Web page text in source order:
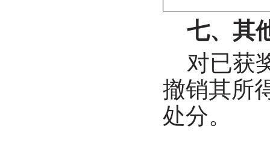
七、其
对已获
撤销其所
处分。